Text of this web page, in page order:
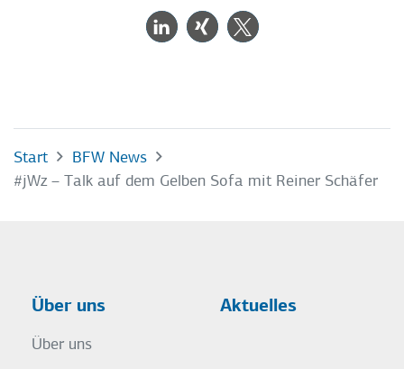
Start
BFW News
#jWz – Talk auf dem Gelben Sofa mit Reiner Schäfer
Über uns
Über uns
Aktuelles